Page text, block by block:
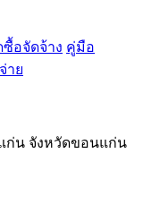
อจัดจ้าง คู่มือ
าย
ก่น จังหวัดขอนแก่น